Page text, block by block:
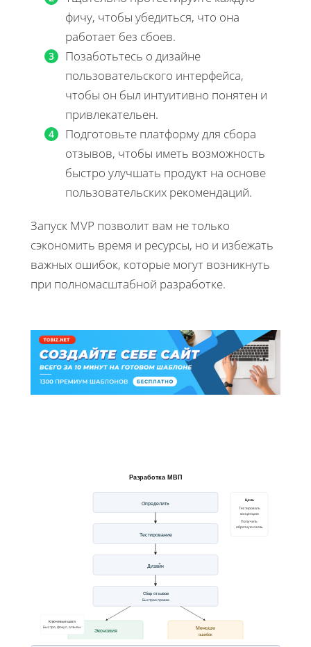
фичу, чтобы убедиться, что она
работает без сбоев.
Позаботьтесь о дизайне
пользовательского интерфейса,
чтобы он был интуитивно понятен и
привлекательен.
Подготовьте платформу для сбора
отзывов, чтобы иметь возможность
быстро улучшать продукт на основе
пользовательских рекомендаций.
Запуск MVP позволит вам не только
сэкономить время и ресурсы, но и избежать
важных ошибок, которые могут возникнуть
при полномасштабной разработке.
Разработка МВП
Определить
Тестирование
Дизайн
Сбор отзывов
Быстрая правка
Экономия Меньше
ошибок
Цель
Тестировать
концепцию
Получить
обратную связь
Ключевые шаги
Быстро, фокус, отзывы